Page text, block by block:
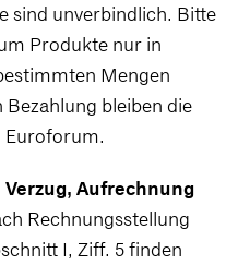
sind unverbindlich. Bitte
Produkte nur in
Mengen
bleiben die
Aufrechnung
Rechnungsstellung
I, Ziff. 5 finden